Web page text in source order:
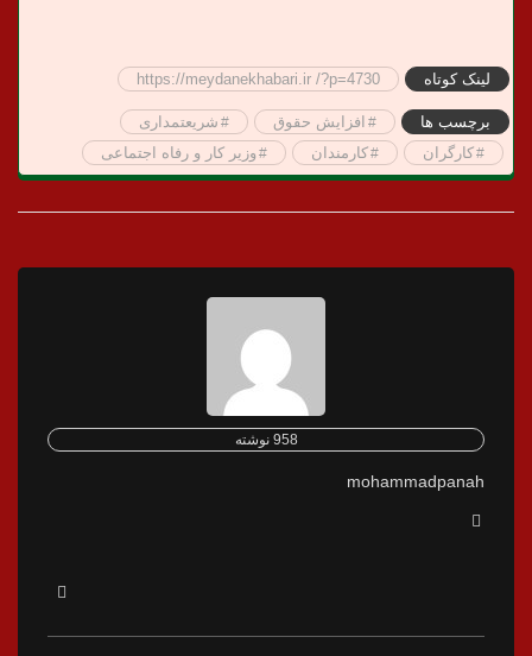
لینک کوتاه https://meydanekhabari.ir /?p=4730
برچسب ها افزایش حقوق
شریعتمداری
کارگران
کارمندان وزیر کار و رفاه اجتماعی
958 نوشته
mohammadpanah